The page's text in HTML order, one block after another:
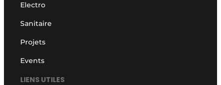
Electro
Sanitaire
Projets
Events
LIENS UTILES